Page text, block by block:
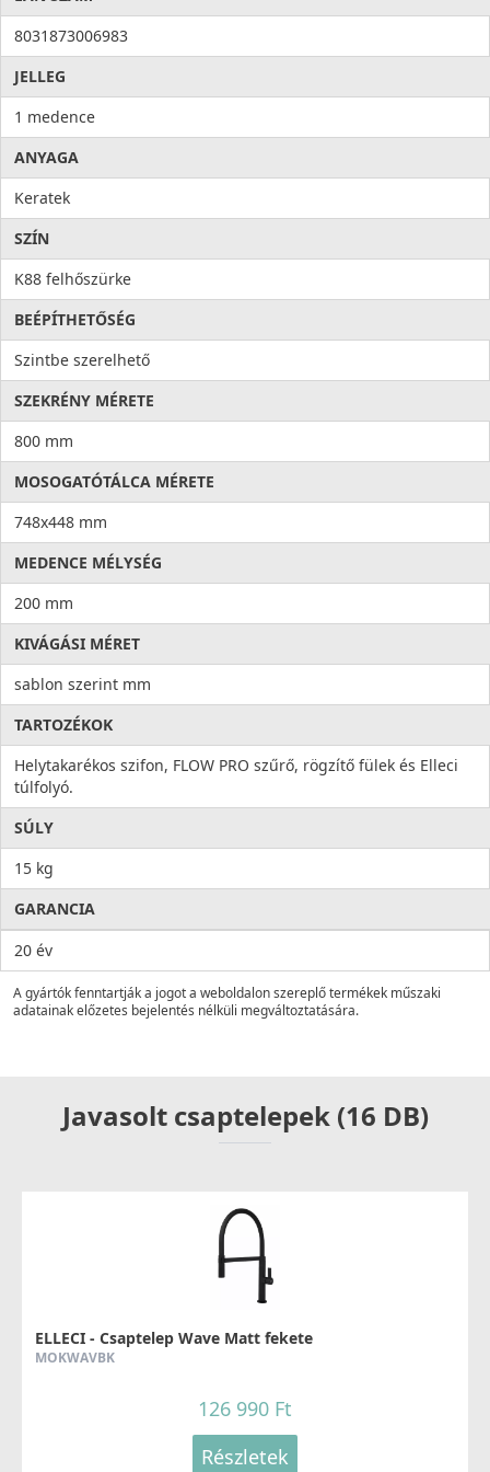
8031873006983
JELLEG
1 medence
ANYAGA
Keratek
SZÍN
K88 felhőszürke
BEÉPÍTHETŐSÉG
Szintbe szerelhető
SZEKRÉNY MÉRETE
800 mm
MOSOGATÓTÁLCA MÉRETE
748x448 mm
MEDENCE MÉLYSÉG
200 mm
KIVÁGÁSI MÉRET
sablon szerint mm
TARTOZÉKOK
Helytakarékos szifon, FLOW PRO szűrő, rögzítő fülek és Elleci
túlfolyó.
SÚLY
15 kg
GARANCIA
20 év
A gyártók fenntartják a jogot a weboldalon szereplő termékek műszaki
adatainak előzetes bejelentés nélküli megváltoztatására.
Javasolt csaptelepek (16 DB)
ELLECI - Csaptelep Wave Matt fekete
MOKWAVBK
126 990 Ft
Részletek